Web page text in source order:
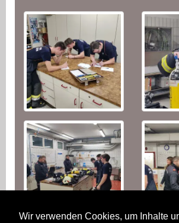
Wir verwenden Cookies, um Inhalte